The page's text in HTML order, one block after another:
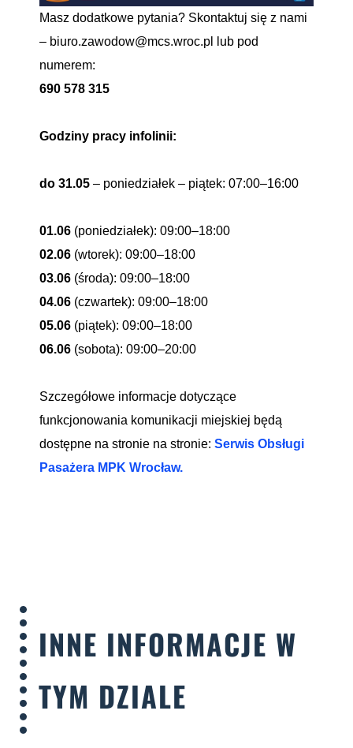
Masz dodatkowe pytania? Skontaktuj się z nami
– biuro.zawodow@mcs.wroc.pl
lub pod
numerem:
690 578 315
Godziny pracy infolinii:
do 31.05 – poniedziałek – piątek: 07:00–16:00
01.06 (poniedziałek): 09:00–18:00
02.06 (wtorek): 09:00–18:00
03.06 (środa): 09:00–18:00
04.06 (czwartek): 09:00–18:00
05.06 (piątek): 09:00–18:00
06.06 (sobota): 09:00–20:00
Szczegółowe informacje dotyczące
funkcjonowania komunikacji miejskiej będą
dostępne na stronie na stronie: Serwis Obsługi
Pasażera MPK Wrocław.
INNE INFORMACJE W
TYM DZIALE